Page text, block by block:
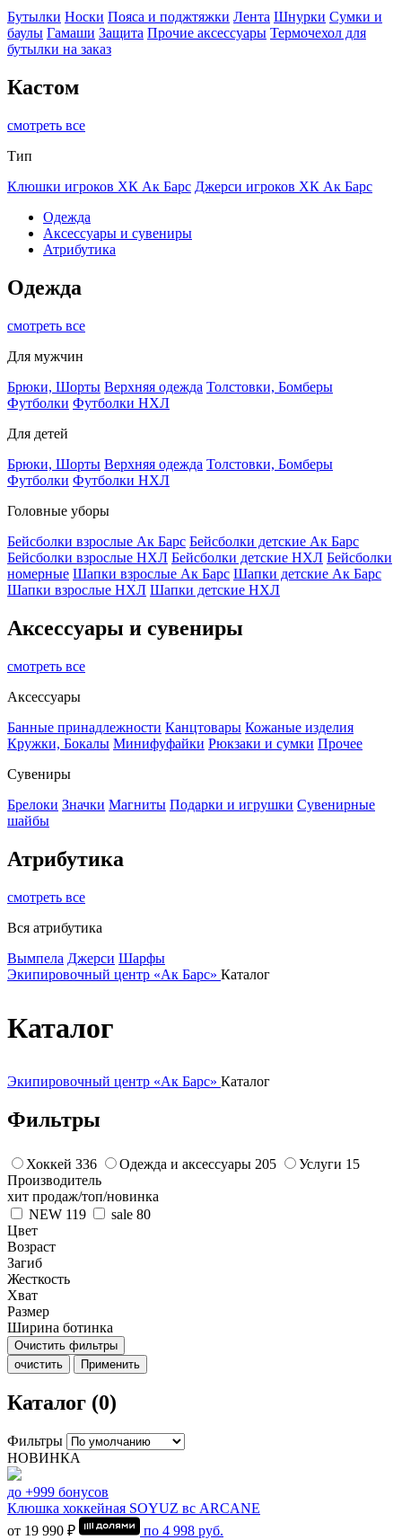
Бутылки Носки Пояса и поджтяжки Лента Шнурки Сумки и
баулы Гамаши Защита Прочие аксессуары Термочехол для
бутылки на заказ
Кастом
смотреть все
Тип
Клюшки игроков ХК Ак Барс Джерси игроков ХК Ак Барс
Одежда
Аксессуары и сувениры
Атрибутика
Одежда
смотреть все
Для мужчин
Брюки, Шорты Верхняя одежда Толстовки, Бомберы
Футболки Футболки НХЛ
Для детей
Брюки, Шорты Верхняя одежда Толстовки, Бомберы
Футболки Футболки НХЛ
Головные уборы
Бейсболки взрослые Ак Барс Бейсболки детские Ак Барс
Бейсболки взрослые НХЛ Бейсболки детские НХЛ Бейсболки
номерные Шапки взрослые Ак Барс Шапки детские Ак Барс
Шапки взрослые НХЛ Шапки детские НХЛ
Аксессуары и сувениры
смотреть все
Аксессуары
Банные принадлежности Канцтовары Кожаные изделия
Кружки, Бокалы Минифуфайки Рюкзаки и сумки Прочее
Сувениры
Брелоки Значки Магниты Подарки и игрушки Сувенирные
шайбы
Атрибутика
смотреть все
Вся атрибутика
Вымпела Джерси Шарфы
Экипировочный центр «Ак Барс» Каталог
Каталог
Экипировочный центр «Ак Барс» Каталог
Фильтры
Хоккей 336 Одежда и аксессуары 205 Услуги 15
Производитель
хит продаж/топ/новинка
NEW 119 sale 80
Цвет
Возраст
Загиб
Жесткость
Хват
Размер
Ширина ботинка
Очистить фильтры
очистить
Применить
Каталог (0)
Фильтры
НОВИНКА
до +999 бонусов
Клюшка хоккейная SOYUZ вс ARCANE
от 19 990 ₽
по 4 998 руб.